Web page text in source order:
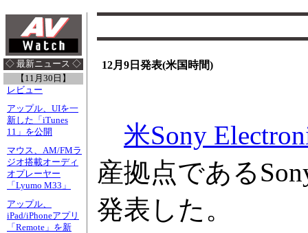
◇ 最新ニュース ◇
【11月30日】
レビュー
アップル、UIを一
新した「iTunes
11」を公開
マウス、AM/FMラ
ジオ搭載オーディ
オプレーヤー
「Lyumo M33」
アップル、
iPad/iPhoneアプリ
「Remote」を新
12月9日発表(米国時間)
米Sony
産拠点である
発表した。